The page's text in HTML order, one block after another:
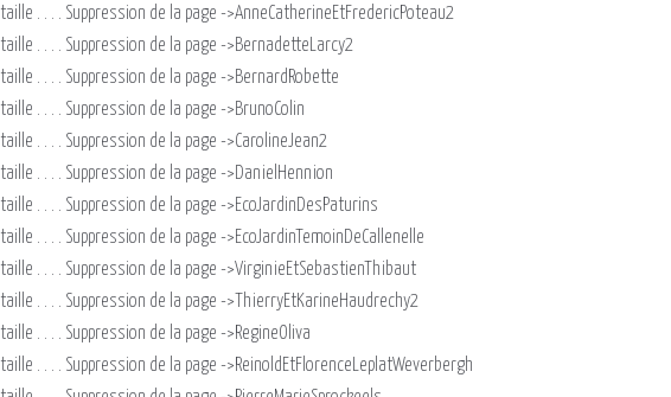
. . . . Suppression de la page ->AnneCatherineEtFredericPoteau2
. . . . Suppression de la page ->BernadetteLarcy2
. . . . Suppression de la page ->BernardRobette
. . . . Suppression de la page ->BrunoColin
. . . . Suppression de la page ->CarolineJean2
. . . . Suppression de la page ->DanielHennion
. . . . Suppression de la page ->EcoJardinDesPaturins
. . . . Suppression de la page ->EcoJardinTemoinDeCallenelle
. . . . Suppression de la page ->VirginieEtSebastienThibaut
. . . . Suppression de la page ->ThierryEtKarineHaudrechy2
. . . . Suppression de la page ->RegineOliva
. . . . Suppression de la page ->ReinoldEtFlorenceLeplatWeverbergh